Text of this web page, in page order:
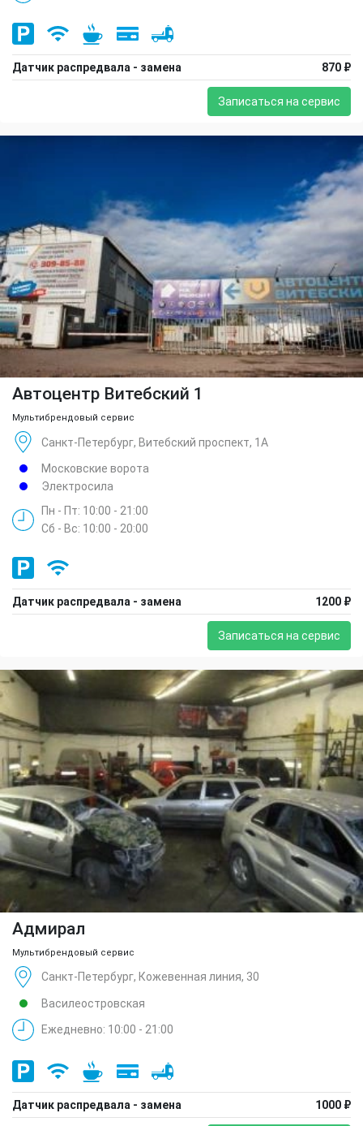
Датчик распредвала - замена 870 ₽
Записаться на сервис
Автоцентр Витебский 1
Мультибрендовый сервис
Санкт-Петербург, Витебский проспект, 1А
Московские ворота
Электросила
Пн - Пт: 10:00 - 21:00
Сб - Вс: 10:00 - 20:00
Датчик распредвала - замена 1200 ₽
Записаться на сервис
Адмирал
Мультибрендовый сервис
Санкт-Петербург, Кожевенная линия, 30
Василеостровская
Ежедневно: 10:00 - 21:00
Датчик распредвала - замена 1000 ₽